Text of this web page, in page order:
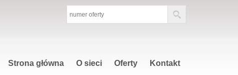
Strona główna O sieci Oferty Kontakt